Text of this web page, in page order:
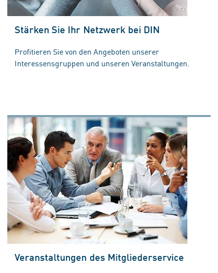
Stärken Sie Ihr Netzwerk bei DIN
Profitieren Sie von den Angeboten unserer
Interessensgruppen und unseren Veranstaltungen.
Veranstaltungen des Mitgliederservice